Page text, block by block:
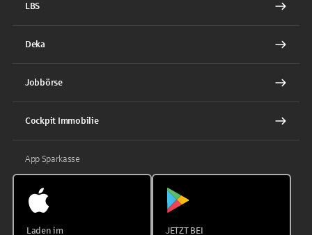
LBS
Deka
Jobbörse
Cockpit Immobilie
App Sparkasse
Laden im JETZT BEI